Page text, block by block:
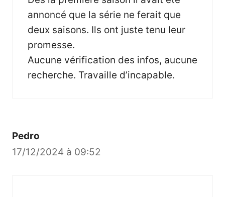
annoncé que la série ne ferait que
deux saisons. Ils ont juste tenu leur
promesse.
Aucune vérification des infos, aucune
recherche. Travaille d’incapable.
Pedro
17/12/2024 à 09:52